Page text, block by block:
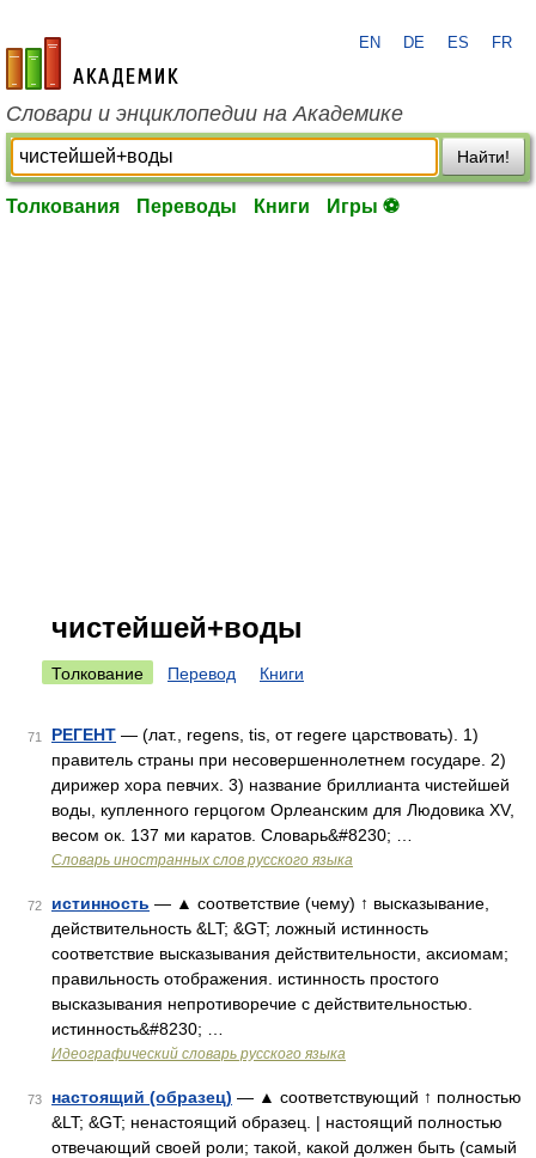
academic.ru
EN DE ES FR
Словари и энциклопедии на Академике
Найти!
Толкования Переводы Книги Игры ⚽
чистейшей+воды
Толкование Перевод Книги
71 РЕГЕНТ — (лат., regens, tis, от regere царствовать). 1)
правитель страны при несовершеннолетнем государе. 2)
дирижер хора певчих. 3) название бриллианта чистейшей
воды, купленного герцогом Орлеанским для Людовика XV,
весом ок. 137 ми каратов. Словарь&#8230; …
Словарь иностранных слов русского языка
72 истинность — ▲ соответствие (чему) ↑ высказывание,
действительность &LT; &GT; ложный истинность
соответствие высказывания действительности, аксиомам;
правильность отображения. истинность простого
высказывания непротиворечие с действительностью.
истинность&#8230; …
Идеографический словарь русского языка
73 настоящий (образец) — ▲ соответствующий ↑ полностью
&LT; &GT; ненастоящий образец. | настоящий полностью
отвечающий своей роли; такой, какой должен быть (самый